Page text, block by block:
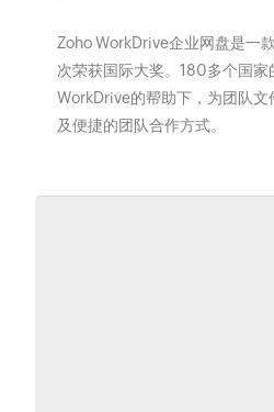
Zoho WorkDrive企业网盘是一
次荣获国际大奖。180多个国家
WorkDrive的帮助下，为团队文
及便捷的团队合作方式。